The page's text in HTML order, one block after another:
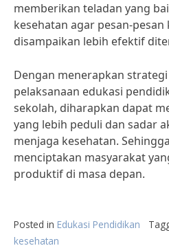
memberikan teladan yang
kesehatan agar pesan-pesan
disampaikan lebih efektif
Dengan menerapkan
pelaksanaan edukasi
sekolah, diharapkan dapat
yang lebih peduli dan sadar
menjaga kesehatan.
menciptakan masyarakat
produktif di masa depan.
Posted in Edukasi Pendidikan
kesehatan